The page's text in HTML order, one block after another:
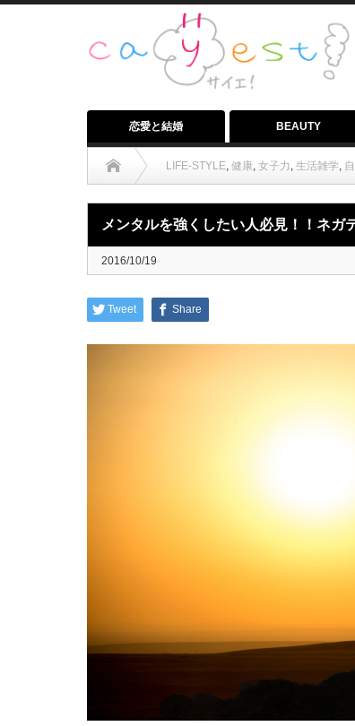
恋愛と結婚 BEAUTY
LIFE-STYLE, 健康, 女子力 , 生活雑学,
メンタルを強くしたい人必見！！ネガ
2016/10/19
Tweet Share